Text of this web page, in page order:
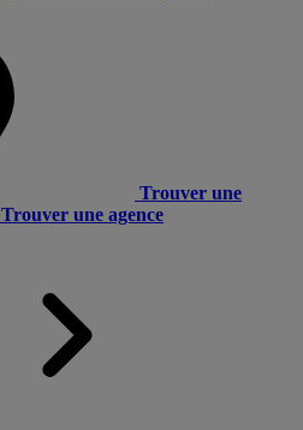
Trouver une
Trouver une agence